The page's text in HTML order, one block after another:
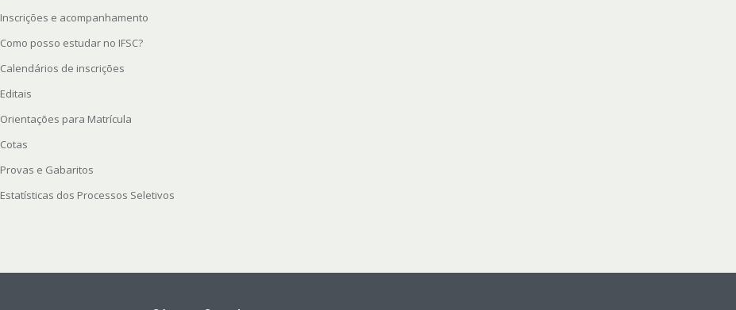
Inscrições e acompanhamento
Como posso estudar no IFSC?
Calendários de inscrições
Editais
Orientações para Matrícula
Cotas
Provas e Gabaritos
Estatísticas dos Processos Seletivos